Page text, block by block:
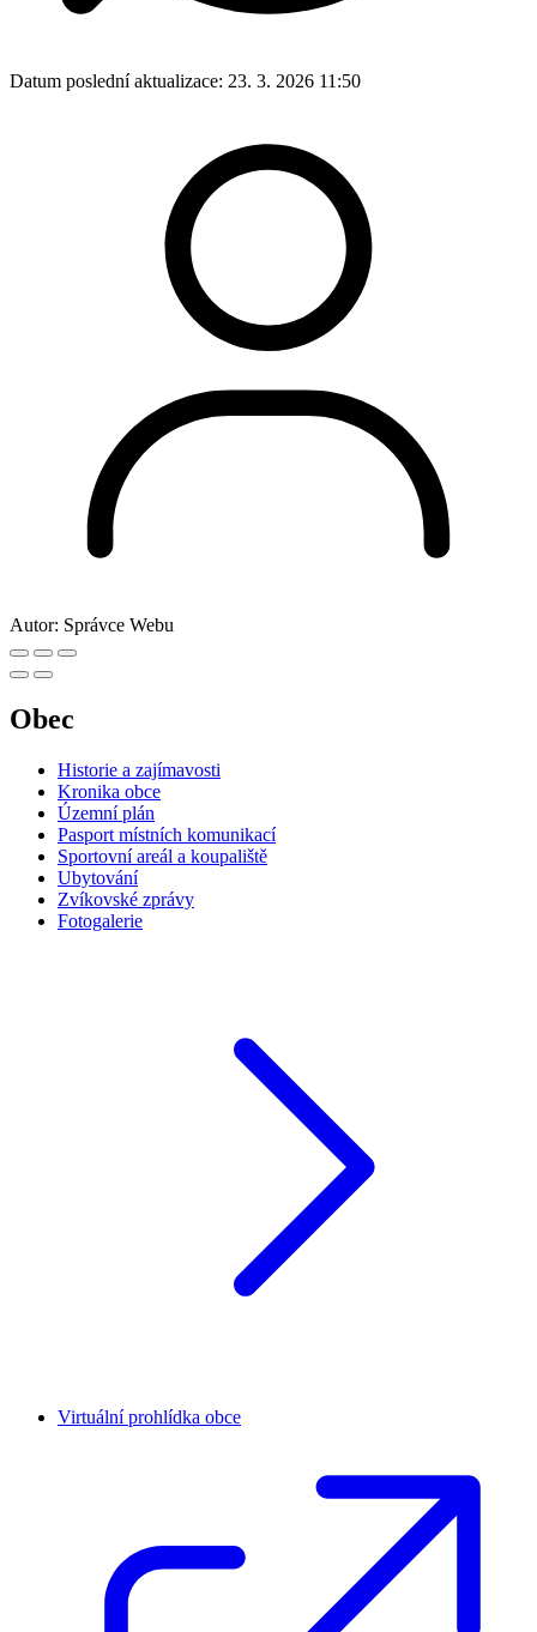
Datum poslední aktualizace: 23. 3. 2026 11:50
Autor: Správce Webu
Obec
Historie a zajímavosti
Kronika obce
Územní plán
Pasport místních komunikací
Sportovní areál a koupaliště
Ubytování
Zvíkovské zprávy
Fotogalerie
Virtuální prohlídka obce